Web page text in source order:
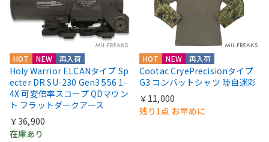
HOT NEW 再入荷
Holy Warrior ELCANタイプ Sp
ecter DR SU-230 Gen3 556 1-
4X 可変倍率スコープ QDマウン
ト フラットダークアース
￥36,900
在庫あり
HOT NEW 再入荷
Cootac CryePrecisionタイプ
G3 コンバットシャツ 陸自迷彩
￥11,000
残り1点 お早めに